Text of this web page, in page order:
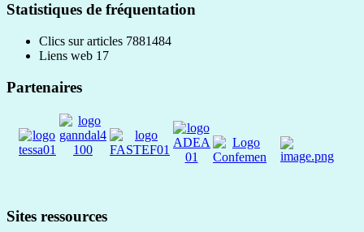
Statistiques de fréquentation
Clics sur articles 7881484
Liens web 17
Partenaires
Sites ressources